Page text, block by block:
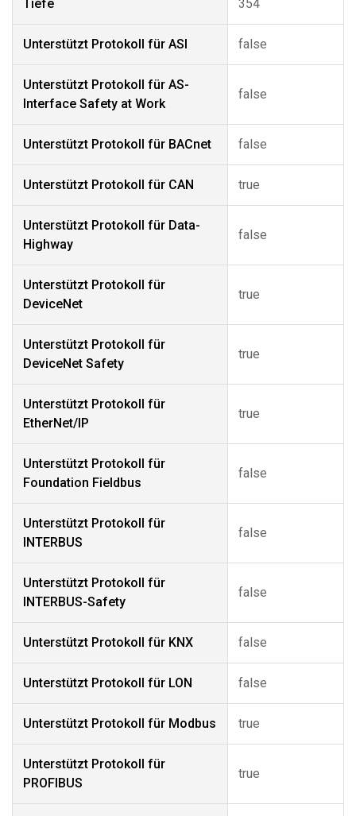
Tiefe 354
Unterstützt Protokoll für ASI false
Unterstützt Protokoll für AS-
Interface Safety at Work
false
Unterstützt Protokoll für BACnet false
Unterstützt Protokoll für CAN true
Unterstützt Protokoll für Data-
Highway
false
Unterstützt Protokoll für
DeviceNet
true
Unterstützt Protokoll für
DeviceNet Safety
true
Unterstützt Protokoll für
EtherNet/IP
true
Unterstützt Protokoll für
Foundation Fieldbus
false
Unterstützt Protokoll für
INTERBUS
false
Unterstützt Protokoll für
INTERBUS-Safety
false
Unterstützt Protokoll für KNX false
Unterstützt Protokoll für LON false
Unterstützt Protokoll für Modbus true
Unterstützt Protokoll für
PROFIBUS
true